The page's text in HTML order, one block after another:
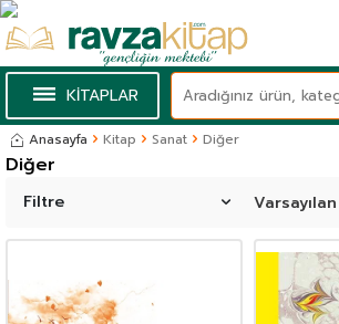
KİTAPLAR
Anasayfa Kitap Sanat Diğer
Diğer
Filtre